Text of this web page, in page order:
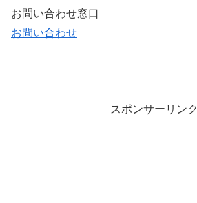
お問い合わせ窓口
お問い合わせ
スポンサーリンク